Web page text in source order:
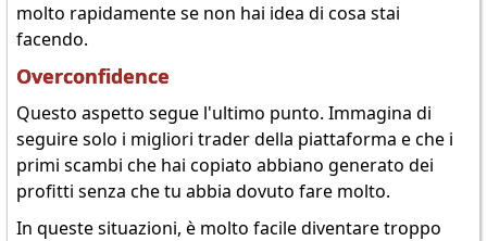
molto rapidamente se non hai idea di cosa stai
facendo.
Overconfidence
Questo aspetto segue l'ultimo punto. Immagina di
seguire solo i migliori trader della piattaforma e che i
primi scambi che hai copiato abbiano generato dei
profitti senza che tu abbia dovuto fare molto.
In queste situazioni, è molto facile diventare troppo